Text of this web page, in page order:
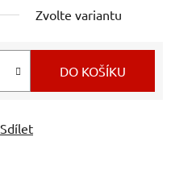
Zvolte variantu
DO KOŠÍKU
Sdílet